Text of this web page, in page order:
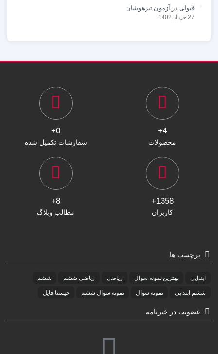
قبولی در آزمون تیزهوشان
27 خرداد 1402
4+
محصولات
0+
سفارشات تکمیل شده
1358+
کاربران
8+
مطالب وبلاگ
برچسب ها
ابتدایی بهترین نمونه سوال ریاضی ریاضی ششم
ششم
ششم ابتدایی
نمونه سوال نمونه سوال ششم چیستا فایل
عضویت در خبرنامه